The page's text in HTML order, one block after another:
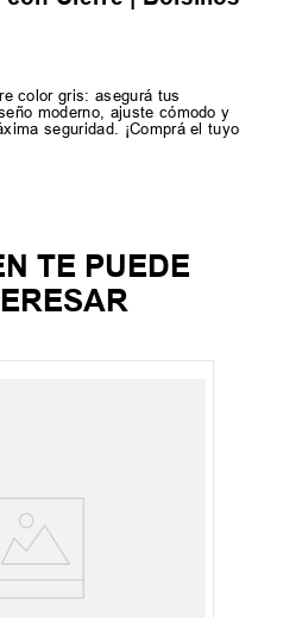
color gris: asegurá tus
moderno, ajuste cómodo y
seguridad. ¡Comprá el tuyo
TE PUEDE